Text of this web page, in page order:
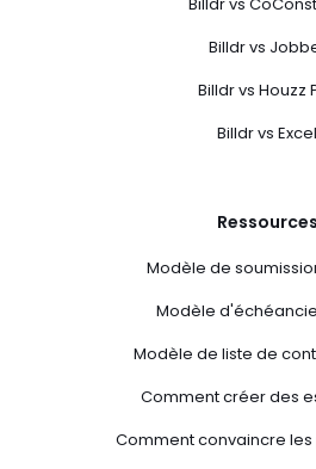
Billdr vs
Billdr vs Houzz
Billdr vs Excel
Ressources
Modèle de
Modèle
Modèle de liste de
Comment créer des
Comment convaincre